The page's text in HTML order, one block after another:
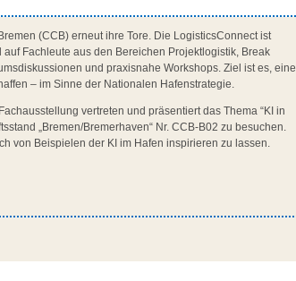
(CCB) erneut ihre Tore. Die LogisticsConnect ist
Fachleute aus den Bereichen Projektlogistik, Break
und praxisnahe Workshops. Ziel ist es, eine
– im Sinne der Nationalen Hafenstrategie.
vertreten und präsentiert das Thema “KI in
„Bremen/Bremerhaven“ Nr. CCB-B02 zu besuchen.
von Beispielen der KI im Hafen inspirieren zu lassen.